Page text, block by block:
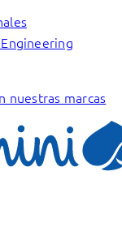
nuestras marcas